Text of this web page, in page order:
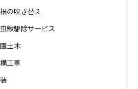
の吹き替え
獣駆除サービス
土木
工事